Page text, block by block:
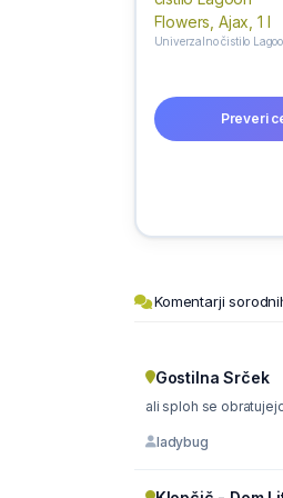
Preveri
Komentarji
Gostilna Srček
ladybug